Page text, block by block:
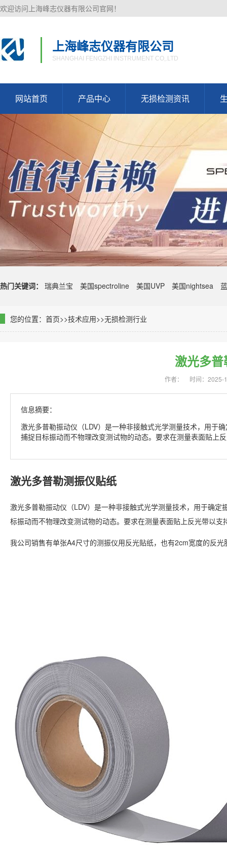
欢迎访问上海峰志仪器有限公司官网！
上海峰志仪器有限公司
SHANGHAI FENGZHI INSTRUMENT CO,.LTD
网站首页 产品中心 无损检测资讯
热门关键词： 瑞典兰宝 美国spectroline 美国UVP 美国nightsea
您的位置： 首页>>技术应用>>无损检测行业
激光多
作者： 时间：2025-
信息摘要：
激光多普勒振动仪（LDV）是一种非接触式光学测量技术，用于
捕捉目标振动而不物理改变测试物的动态。要求在测量表面贴上
激光多普勒测振仪贴纸
激光多普勒振动仪（LDV）是一种非接触式光学测量技术，用于确
标振动而不物理改变测试物的动态。要求在测量表面贴上反光带以支
我公司销售有单张A4尺寸的测振仪用反光贴纸，也有2cm宽度的反光